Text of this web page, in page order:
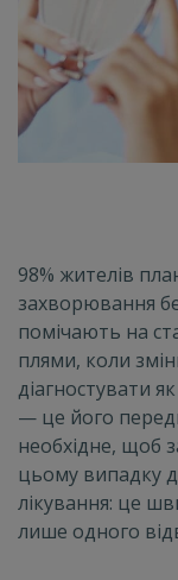
98% жителів
захворювання
помічають на
плями, коли
діагностувати
— це його
необхідне, щоб
цьому випадку
лікування: це
лише одного